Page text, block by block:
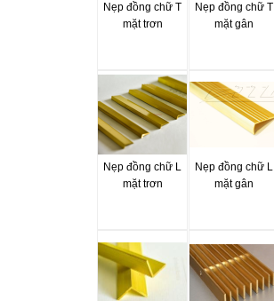
Nẹp đồng chữ T
mặt trơn
Nẹp đồng chữ T
mặt gân
Nẹp đồng chữ L
mặt trơn
Nẹp đồng chữ L
mặt gân